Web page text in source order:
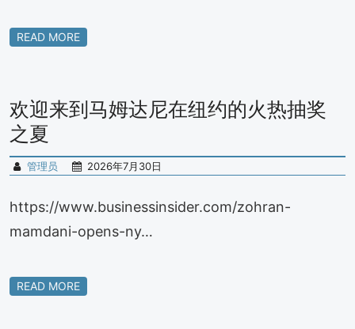
READ MORE
欢迎来到马姆达尼在纽约的火热抽奖
之夏
管理员 2026年7月30日
https://www.businessinsider.com/zohran-
mamdani-opens-ny…
READ MORE